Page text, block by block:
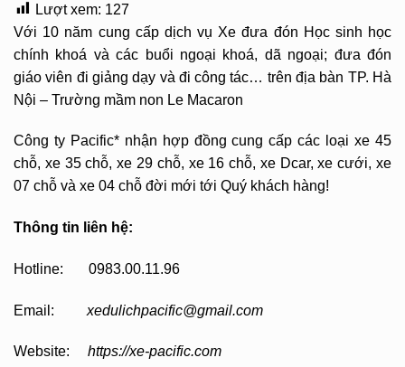
Lượt xem: 127
Với 10 năm cung cấp dịch vụ Xe đưa đón Học sinh học
chính khoá và các buổi ngoại khoá, dã ngoại; đưa đón
giáo viên đi giảng dạy và đi công tác… trên địa bàn TP. Hà
Nội – Trường mầm non Le Macaron
Công ty Pacific* nhận hợp đồng cung cấp các loại xe 45
chỗ, xe 35 chỗ, xe 29 chỗ, xe 16 chỗ, xe Dcar, xe cưới, xe
07 chỗ và xe 04 chỗ đời mới tới Quý khách hàng!
Thông tin liên hệ:
Hotline: 0983.00.11.96
Email: xedulichpacific@gmail.com
Website: https://xe-pacific.com